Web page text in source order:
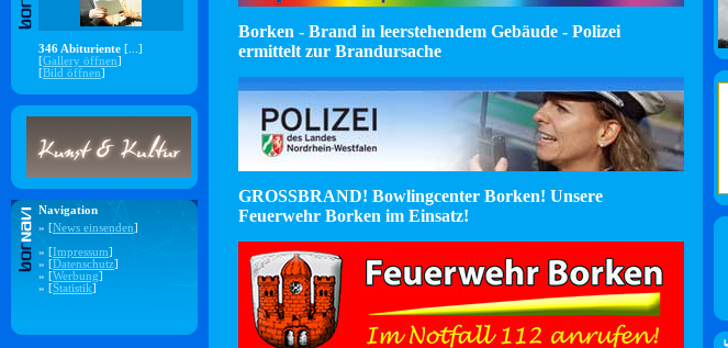
346 Abituriente [...]
[Gallery öffnen]
[Bild öffnen]
Navigation
» [News einsenden]
» [Impressum]
» [Datenschutz]
» [Werbung]
» [Statistik]
Borken - Brand in leerstehendem Gebäude - Polizei
ermittelt zur Brandursache
GROSSBRAND! Bowlingcenter Borken! Unsere
Feuerwehr Borken im Einsatz!